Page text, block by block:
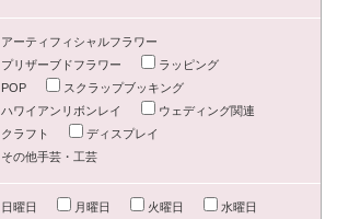
アーティフィシャルフラワー
プリザーブドフラワー
ラッピング
POP
スクラップブッキング
ハワイアンリボンレイ
ウェディング関連
クラフト
ディスプレイ
その他手芸・工芸
日曜日 月曜日 火曜日
水曜日